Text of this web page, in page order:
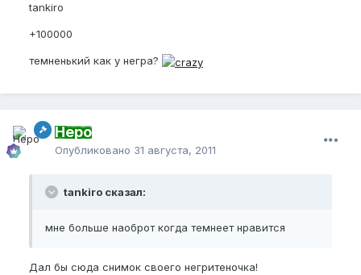
tankirо
+100000
темненький как у негра?
Неро
Опубликовано 31 августа, 2011
tankiro сказал:
мне больше наоброт когда темнеет нравится
Дал бы сюда снимок своего негритеночка!